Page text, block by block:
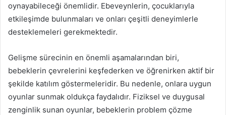
oynayabileceği önemlidir. Ebeveynlerin, çocuklarıyla
etkileşimde bulunmaları ve onları çeşitli deneyimlerle
desteklemeleri gerekmektedir.
Gelişme sürecinin en önemli aşamalarından biri,
bebeklerin çevrelerini keşfederken ve öğrenirken aktif bir
şekilde katılım göstermeleridir. Bu nedenle, onlara uygun
oyunlar sunmak oldukça faydalıdır. Fiziksel ve duygusal
zenginlik sunan oyunlar, bebeklerin problem çözme